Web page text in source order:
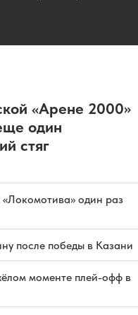
«Арене 2000»
один
стяг
один раз
после победы в Казани
моменте плей-офф в